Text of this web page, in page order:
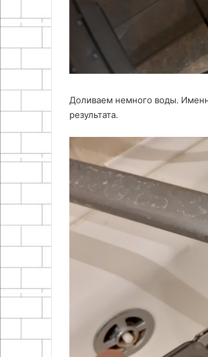
Доливаем немного воды.
результата.